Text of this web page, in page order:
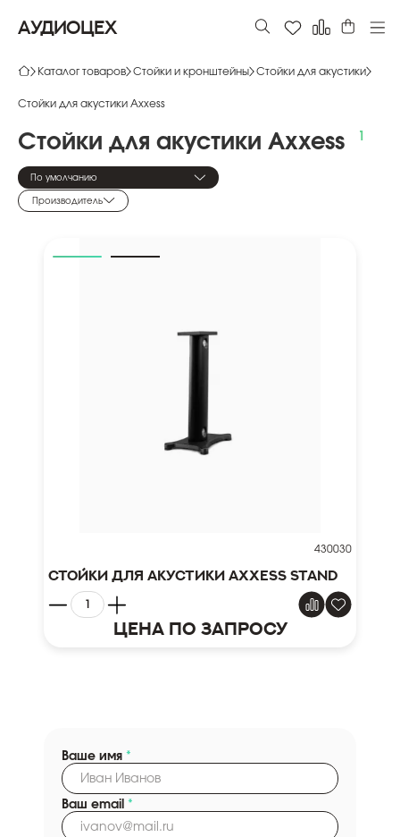
АУДИОЦЕХ
Каталог товаров Стойки и кронштейны Стойки для акустики
Стойки для акустики Axxess
Стойки для акустики Axxess
Производитель
По умолчанию
430030
Стойки для акустики Axxess Stand
Цена по запросу
Ваше имя *
Ваш email *